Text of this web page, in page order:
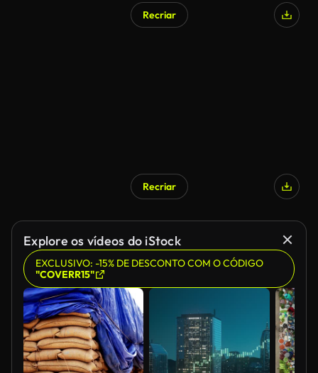
Recriar
Recriar
Explore os vídeos do iStock
EXCLUSIVO: -15% DE DESCONTO COM O CÓDIGO
"COVERR15"